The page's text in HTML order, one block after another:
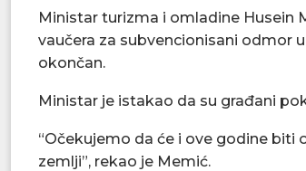
Ministar turizma i omladine Husein
vaučera za subvencionisani odmor
okončan.
Ministar je istakao da su građani
“Očekujemo da će i ove godine
zemlji”, rekao je Memić.